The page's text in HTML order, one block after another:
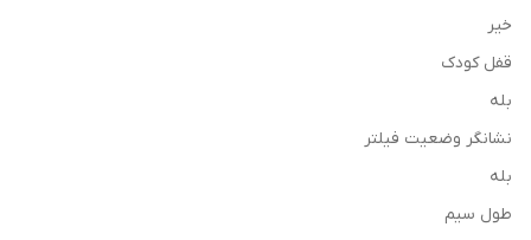
خیر
قفل کودک
بله
نشانگر وضعیت فیلتر
بله
طول سیم